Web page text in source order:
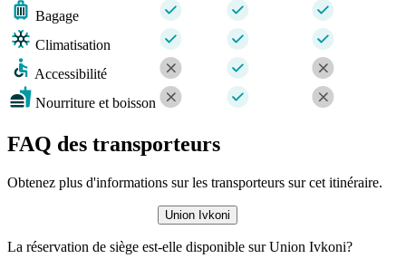
Bagage
Climatisation
Accessibilité
Nourriture et boisson
FAQ des transporteurs
Obtenez plus d'informations sur les transporteurs sur cet itinéraire.
Union Ivkoni
La réservation de siège est-elle disponible sur Union Ivkoni?